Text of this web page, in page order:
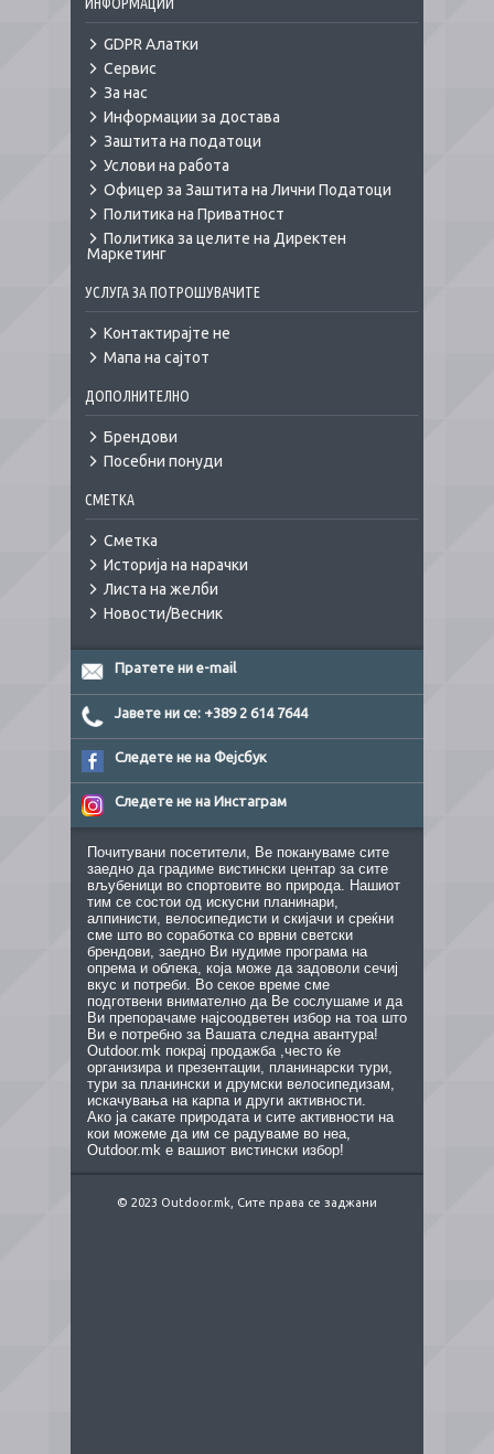
GDPR Алатки
Сервис
За нас
Информации за достава
Заштита на податоци
Услови на работа
Офицер за Заштита на Лични Податоци
Политика на Приватност
Политика за целите на Директен
Маркетинг
УСЛУГА ЗА ПОТРОШУВАЧИТЕ
Контактирајте не
Мапа на сајтот
ДОПОЛНИТЕЛНО
Брендови
Посебни понуди
СМЕТКА
Сметка
Историја на нарачки
Листа на желби
Новости/Весник
Пратете ни e-mail
Јавете ни се: +389 2 614 7644
Следете не на Фејсбук
Следете не на Инстаграм
Почитувани посетители, Ве покануваме сите
заедно да градиме вистински центар за сите
вљубеници во спортовите во природа. Нашиот
тим се состои од искусни планинари,
алпинисти, велосипедисти и скијачи и среќни
сме што во соработка со врвни светски
брендови, заедно Ви нудиме програма на
опрема и облека, која може да задоволи сечиј
вкус и потреби. Во секое време сме
подготвени внимателно да Ве сослушаме и да
Ви препорачаме најсоодветен избор на тоа што
Ви е потребно за Вашата следна авантура!
Outdoor.mk покрај продажба ,често ќе
организира и презентации, планинарски тури,
тури за планински и друмски велосипедизам,
искачувања на карпа и други активности.
Ако ја сакате природата и сите активности на
кои можеме да им се радуваме во неа,
Outdoor.mk е вашиот вистински избор!
© 2023 Outdoor.mk, Сите права се заджани